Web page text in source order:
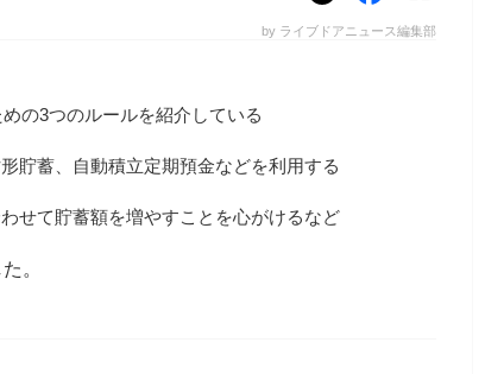
by ライブドアニュース編集部
の3つのルールを紹介している
貯蓄、自動積立定期預金などを利用する
せて貯蓄額を増やすことを心がけるなど
。